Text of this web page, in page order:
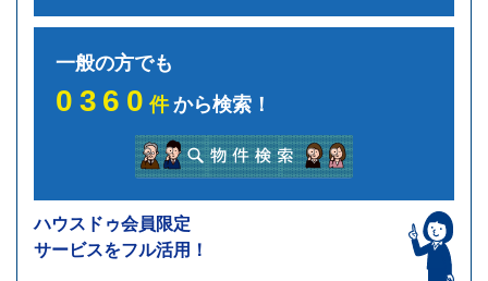
一般の方でも
0360件から検索！
ハウスドゥ会員限定
サービスをフル活用！